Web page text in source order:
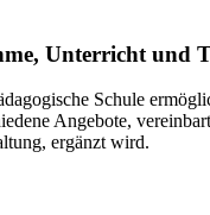
Unterricht und
Schule
Angebote,
ergänzt wird.